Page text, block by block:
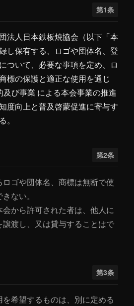
について
能認定
会案内
第1条
法人日本鉄板焼協会（以下「本
し保有する、ロゴや団体名、登
ついて、必要な事項を定め、ロ
標の保護と適正な使用を通じ
及び事業 による本会事業の推進
度向上と普及啓蒙促進に寄与す
。
第2条
ゴや団体名、商標は無断で使
ない。
から許可された者は、他人に
渡し、又は貸与することはで
第3条
希望するものは、別に定める